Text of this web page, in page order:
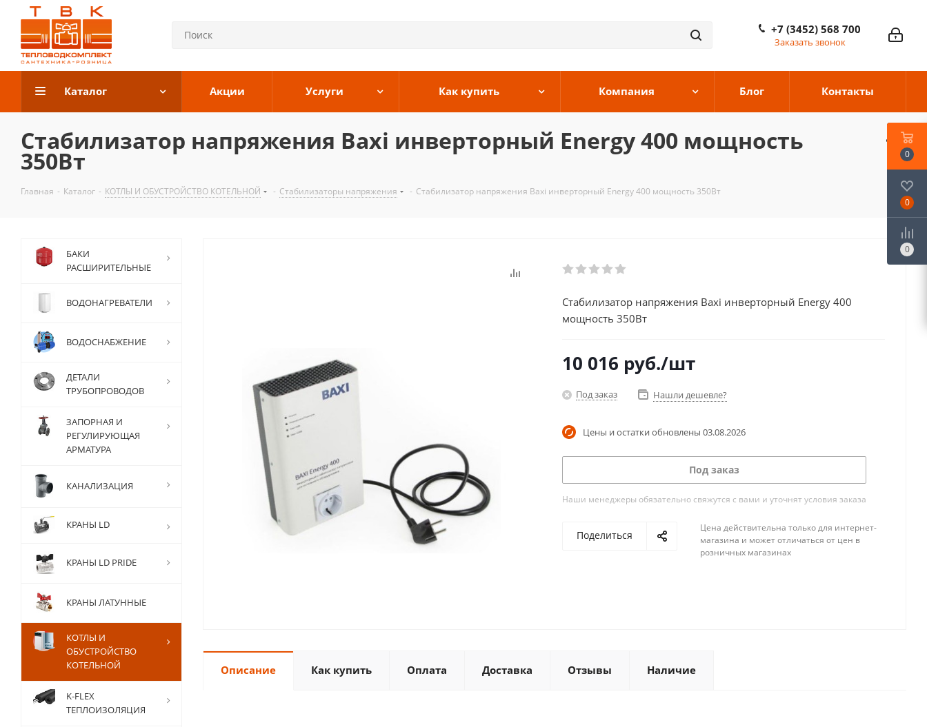
+7 (3452) 568 700
Заказать звонок
Каталог Акции Услуги Как купить Компания Блог Контакты
Стабилизатор напряжения Baxi инверторный Energy 400 мощность
350Вт
Главная - Каталог - КОТЛЫ И ОБУСТРОЙСТВО КОТЕЛЬНОЙ - Стабилизаторы напряжения - Стабилизатор напряжения Baxi инверторный Energy 400 мощность 350Вт
Стабилизатор напряжения Baxi инверторный Energy 400
мощность 350Вт
10 016 руб./шт
Под заказ Нашли дешевле?
Цены и остатки обновлены 03.08.2026
Под заказ
Наши менеджеры обязательно свяжутся с вами и уточнят условия заказа
Поделиться
Цена действительна только для интернет-
магазина и может отличаться от цен в
розничных магазинах
Описание Как купить Оплата Доставка Отзывы Наличие
БАКИ
РАСШИРИТЕЛЬНЫЕ
ВОДОНАГРЕВАТЕЛИ
ВОДОСНАБЖЕНИЕ
ДЕТАЛИ
ТРУБОПРОВОДОВ
ЗАПОРНАЯ И
РЕГУЛИРУЮЩАЯ
АРМАТУРА
КАНАЛИЗАЦИЯ
КРАНЫ LD
КРАНЫ LD PRIDE
КРАНЫ ЛАТУННЫЕ
КОТЛЫ И
ОБУСТРОЙСТВО
КОТЕЛЬНОЙ
K-FLEX
ТЕПЛОИЗОЛЯЦИЯ
0
0
0